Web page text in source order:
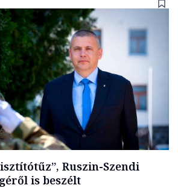
Ruszin-Szendi
is beszélt